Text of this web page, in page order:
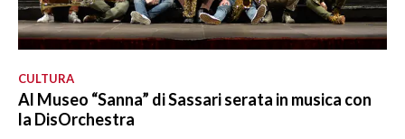
CULTURA
Al Museo “Sanna” di Sassari serata in musica con
la DisOrchestra